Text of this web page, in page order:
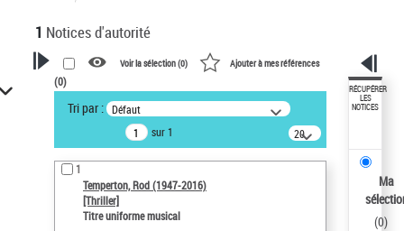
1 Notices d'autorité
VOTRE RECHERCHE
Recherche avancée dans les
notices d’autorité
Œuvres liées à l'auteur :
Temperton, Rod (1947-2016)
Voir la sélection (0) Ajouter à mes références
(0)
Tri par : Défaut
sur 1
20
résultats/page
1
Temperton, Rod (1947-2016)
[Thriller]
Titre uniforme musical
RÉCUPÉRER
LES
NOTICES
Ma
(0)